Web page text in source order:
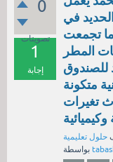
0
تصويتات
1
إجابة
في
تجمعت
المطر
للصندوق
متكونة
تغيرات
حلول تعليمية